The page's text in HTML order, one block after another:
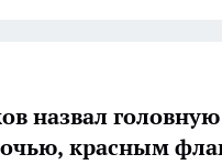
назвал
красным